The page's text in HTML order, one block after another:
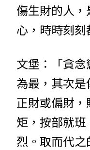
團隊訓練營
傷生財的人
心，時時刻刻
文堡：「貪
為最，其次
正財或偏財
矩，按部就
烈。取而代